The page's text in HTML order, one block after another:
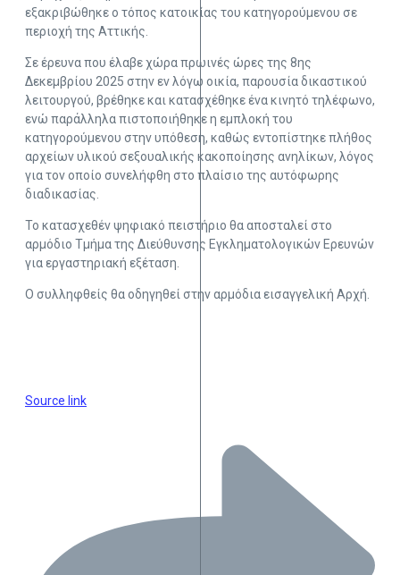
εξακριβώθηκε ο τόπος κατοικίας του κατηγορούμενου σε
περιοχή της Αττικής.
Σε έρευνα που έλαβε χώρα πρωινές ώρες της 8ης
Δεκεμβρίου 2025 στην εν λόγω οικία, παρουσία δικαστικού
λειτουργού, βρέθηκε και κατασχέθηκε ένα κινητό τηλέφωνο,
ενώ παράλληλα πιστοποιήθηκε η εμπλοκή του
κατηγορούμενου στην υπόθεση, καθώς εντοπίστηκε πλήθος
αρχείων υλικού σεξουαλικής κακοποίησης ανηλίκων, λόγος
για τον οποίο συνελήφθη στο πλαίσιο της αυτόφωρης
διαδικασίας.
Το κατασχεθέν ψηφιακό πειστήριο θα αποσταλεί στο
αρμόδιο Τμήμα της Διεύθυνσης Εγκληματολογικών Ερευνών
για εργαστηριακή εξέταση.
Ο συλληφθείς θα οδηγηθεί στην αρμόδια εισαγγελική Αρχή.
Source link